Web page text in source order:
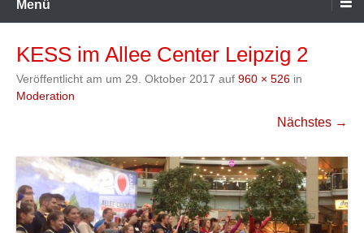
Menü
KESS im Allee Center Leipzig 2
Veröffentlicht am um 29. Oktober 2017 auf 960 × 526 in
Moderation
Nächstes →